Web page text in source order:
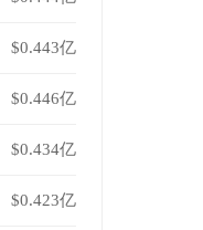
$0.443亿
$0.446亿
$0.434亿
$0.423亿